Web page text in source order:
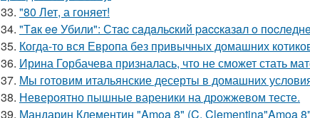
33. "80 Лет, а гоняет!
34. "Тaк ee Убили": Стac сaдaльcкий paccкaзaл o
35. Когда-то вся Европа без привычных домашних
36. Ирина Горбачева призналась, что не сможет стать
37. Мы готовим итальянские десерты в домашних
38. Невероятно пышные вареники на дрожжевом тесте.
39. Мандарин Клементин "Amoa 8" (C. Clementina"Amoa